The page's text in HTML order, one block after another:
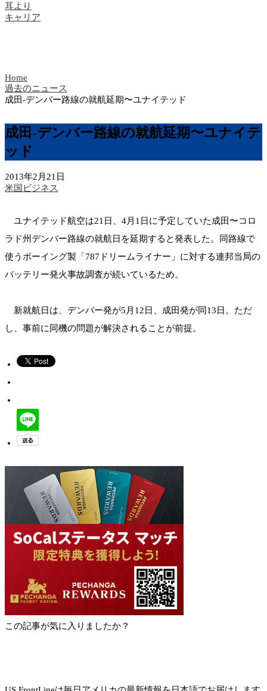
耳より
キャリア
Home
過去のニュース
成田-デンバー路線の就航延期〜ユナイテッド
成田-デンバー路線の就航延期〜ユナイテ
ッド
2013年2月21日
米国ビジネス
ユナイテッド航空は21日、4月1日に予定していた成田〜コロ
ラド州デンバー路線の就航日を延期すると発表した。同路線で
使うボーイング製「787ドリームライナー」に対する連邦当局の
バッテリー発火事故調査が続いているため。
新就航日は、デンバー発が5月12日、成田発が同13日。ただ
し、事前に同機の問題が解決されることが前提。
この記事が気に入りましたか？